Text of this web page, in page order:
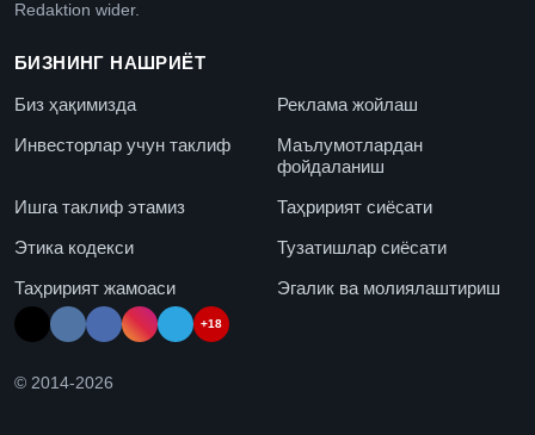
Redaktion wider.
БИЗНИНГ НАШРИЁТ
Биз ҳақимизда
Реклама жойлаш
Инвесторлар учун таклиф
Маълумотлардан
фойдаланиш
Ишга таклиф этамиз
Таҳририят сиёсати
Этика кодекси
Тузатишлар сиёсати
Таҳририят жамоаси
Эгалик ва молиялаштириш
+18
© 2014-2026